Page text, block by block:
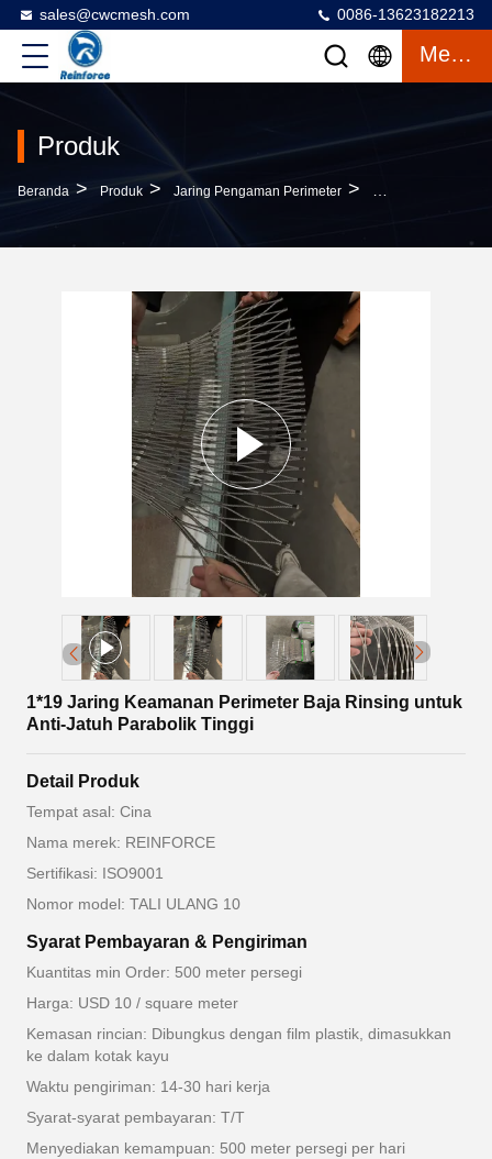
sales@cwcmesh.com 0086-13623182213
Mengobrol
Produk
Beranda > Produk > Jaring Pengaman Perimeter > 1*19 Jaring
1*19 Jaring Keamanan Perimeter Baja Rinsing untuk
Anti-Jatuh Parabolik Tinggi
Detail Produk
Tempat asal: Cina
Nama merek: REINFORCE
Sertifikasi: ISO9001
Nomor model: TALI ULANG 10
Syarat Pembayaran & Pengiriman
Kuantitas min Order: 500 meter persegi
Harga: USD 10 / square meter
Kemasan rincian: Dibungkus dengan film plastik, dimasukkan
ke dalam kotak kayu
Waktu pengiriman: 14-30 hari kerja
Syarat-syarat pembayaran: T/T
Menyediakan kemampuan: 500 meter persegi per hari